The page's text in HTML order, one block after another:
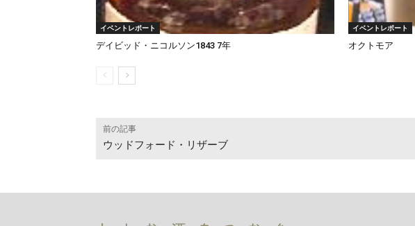
イベントレポート
デイビッド・ニコルソン1843 7年
イベントレポート
オクトモア
前の記事
ウッドフォード・リザーブ